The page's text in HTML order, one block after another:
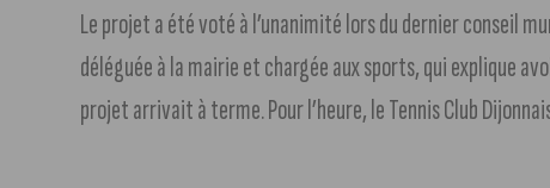
Le projet a été voté à l’unanimité lors du dernier conseil
déléguée à la mairie et chargée aux sports, qui explique
projet arrivait à terme. Pour l’heure, le Tennis Club